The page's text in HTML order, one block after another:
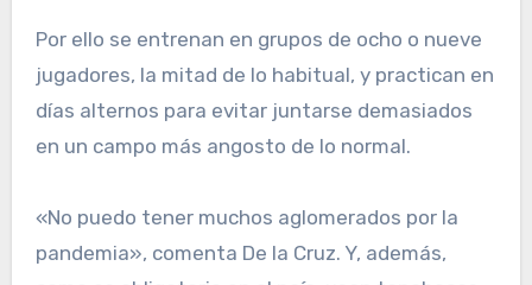
Por ello se entrenan en grupos de ocho o nueve
jugadores, la mitad de lo habitual, y practican en
días alternos para evitar juntarse demasiados
en un campo más angosto de lo normal.
«No puedo tener muchos aglomerados por la
pandemia», comenta De la Cruz. Y, además,